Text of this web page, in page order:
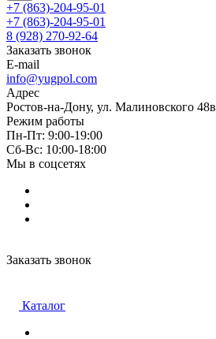
+7 (863)-204-95-01
+7 (863)-204-95-01
8 (928) 270-92-64
Заказать звонок
E-mail
info@yugpol.com
Адрес
Ростов-на-Дону, ул. Малиновского 48в
Режим работы
Пн-Пт: 9:00-19:00
Cб-Вс: 10:00-18:00
Мы в соцсетях
Заказать звонок
Каталог